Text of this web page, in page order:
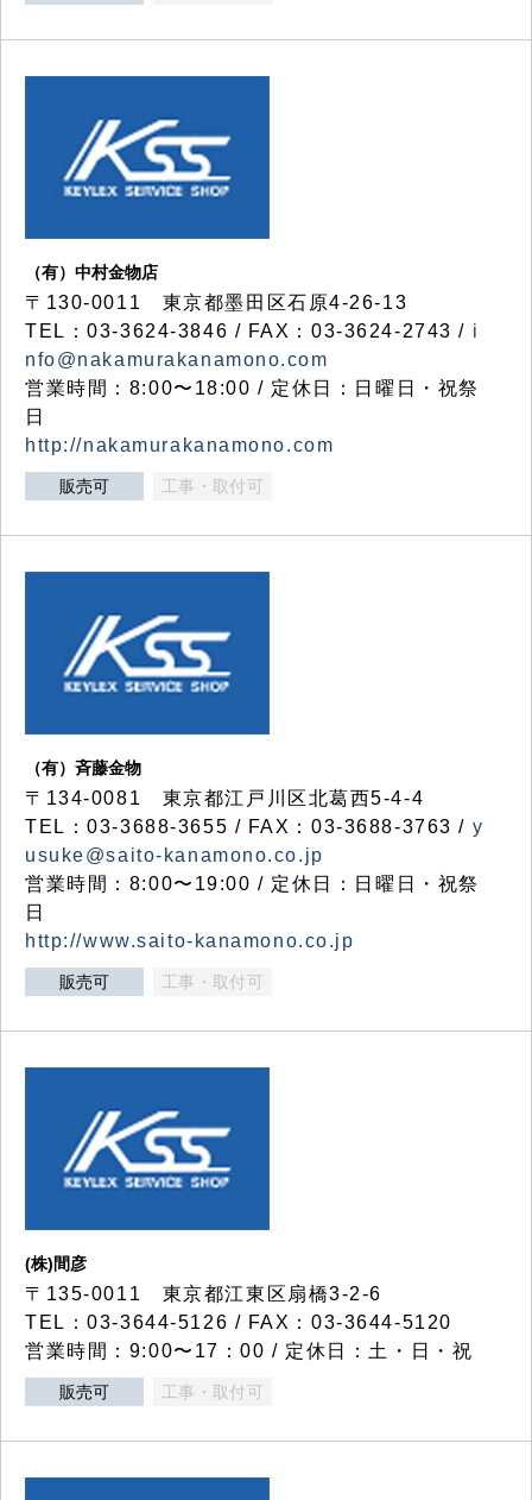
（有）中村金物店
〒130-0011 東京都墨田区石原4-26-13
TEL：03-3624-3846 / FAX：03-3624-2743 / i
nfo@nakamurakanamono.com
営業時間：8:00〜18:00 / 定休日：日曜日・祝祭
日
http://nakamurakanamono.com
販売可 工事・取付可
（有）斉藤金物
〒134-0081 東京都江戸川区北葛西5-4-4
TEL：03-3688-3655 / FAX：03-3688-3763 / y
usuke@saito-kanamono.co.jp
営業時間：8:00〜19:00 / 定休日：日曜日・祝祭
日
http://www.saito-kanamono.co.jp
販売可 工事・取付可
(株)間彦
〒135-0011 東京都江東区扇橋3-2-6
TEL：03-3644-5126 / FAX：03-3644-5120
営業時間：9:00〜17：00 / 定休日：土・日・祝
販売可 工事・取付可